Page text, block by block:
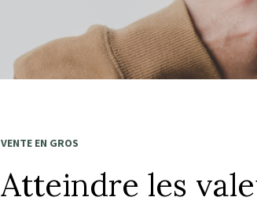
VENTE EN GROS
Atteindre les